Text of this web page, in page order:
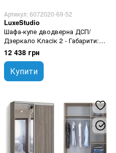
Артикул: 6072020-69-52
LuxeStudio
Шафа-купе дводверна ДСП/
Дзеркало Класiк 2 - Габарити:
170х240х45 (ШхВхГ)
12 438 грн
Купити